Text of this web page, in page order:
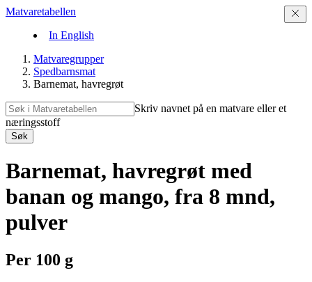
Matvaretabellen
In English
Matvaregrupper
Spedbarnsmat
Barnemat, havregrøt
Skriv navnet på en matvare eller et
næringsstoff
Søk
Barnemat, havregrøt med
banan og mango, fra 8 mnd,
pulver
Per 100 g